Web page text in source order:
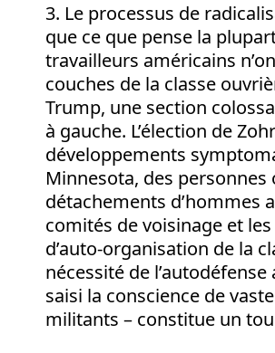
3. Le processus de
que ce que pense la
travailleurs américains
couches de la classe
Trump, une section
à gauche. L’élection de
développements
Minnesota, des
détachements d’hommes
comités de voisinage et
d’auto-organisation de la
nécessité de
saisi la conscience de
militants – constitue un